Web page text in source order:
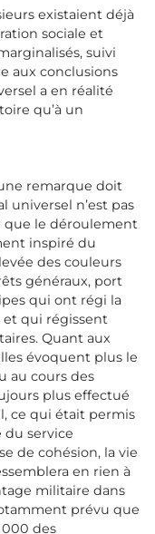
existaient déjà
sociale et
suivi
aux conclusions
a en réalité
qu’à un
remarque doit
universel n’est pas
que le déroulement
inspiré du
des couleurs
généraux, port
qui ont régi la
et qui régissent
Quant aux
évoquent plus le
au cours des
plus effectué
ce qui était permis
du service
de cohésion, la vie
en rien à
militaire dans
prévu que
des